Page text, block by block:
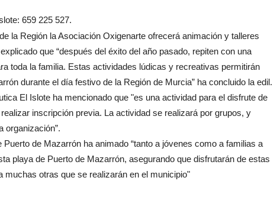
659 225 527.
la Región la Asociación Oxigenarte ofrecerá animación y talleres
que “después del éxito del año pasado, repiten con una
toda la familia. Estas actividades lúdicas y recreativas permitirán
durante el día festivo de la Región de Murcia” ha concluido la edil.
El Islote ha mencionado que "es una actividad para el disfrute de
inscripción previa. La actividad se realizará por grupos, y
organización”.
de Mazarrón ha animado “tanto a jóvenes como a familias a
playa de Puerto de Mazarrón, asegurando que disfrutarán de estas
otras que se realizarán en el municipio"